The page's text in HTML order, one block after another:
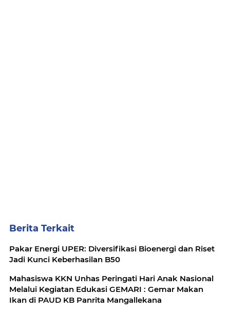
Berita Terkait
Pakar Energi UPER: Diversifikasi Bioenergi dan Riset
Jadi Kunci Keberhasilan B50
Mahasiswa KKN Unhas Peringati Hari Anak Nasional
Melalui Kegiatan Edukasi GEMARI : Gemar Makan
Ikan di PAUD KB Panrita Mangallekana